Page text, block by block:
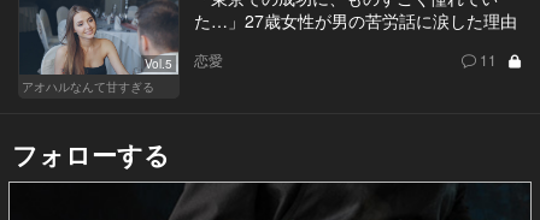
Vol.5
アオハルなんて甘すぎる
た…」27歳女性が男の苦労話に涙した理由
恋愛 11
フォローする